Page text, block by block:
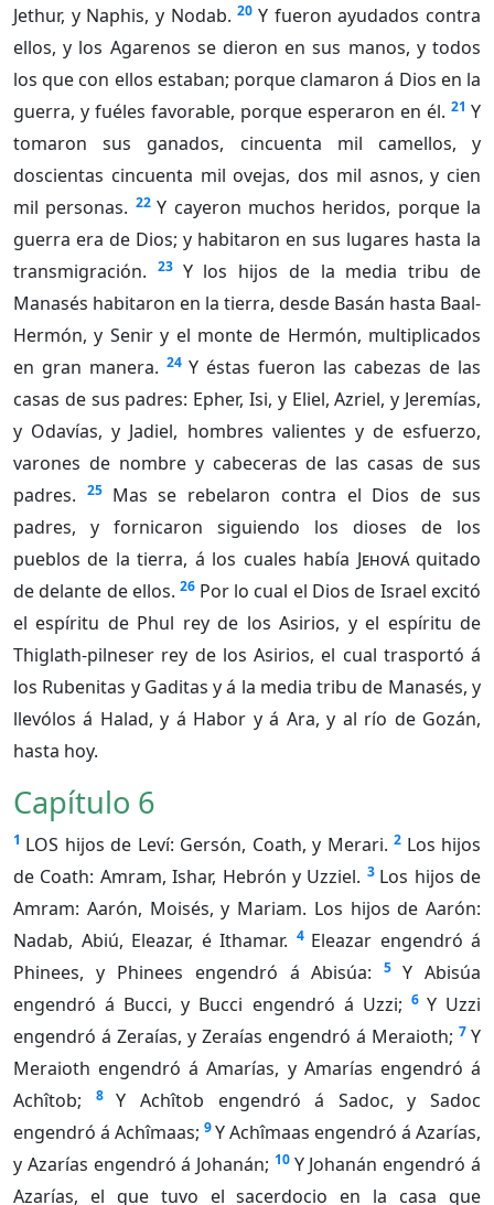
Jethur, y Naphis, y Nodab. 20 Y fueron ayudados contra
ellos, y los Agarenos se dieron en sus manos, y todos
los que con ellos estaban; porque clamaron á Dios en la
guerra, y fuéles favorable, porque esperaron en él. 21 Y
tomaron sus ganados, cincuenta mil camellos, y
doscientas cincuenta mil ovejas, dos mil asnos, y cien
mil personas. 22 Y cayeron muchos heridos, porque la
guerra era de Dios; y habitaron en sus lugares hasta la
transmigración.
23 Y los hijos de la media tribu de
Manasés habitaron en la tierra, desde Basán hasta Baal-
Hermón, y Senir y el monte de Hermón, multiplicados
en gran manera. 24 Y éstas fueron las cabezas de las
casas de sus padres: Epher, Isi, y Eliel, Azriel, y Jeremías,
y Odavías, y Jadiel, hombres valientes y de esfuerzo,
varones de nombre y cabeceras de las casas de sus
padres.
25
Mas se rebelaron contra el Dios de sus
padres, y fornicaron siguiendo los dioses de los
pueblos de la tierra, á los cuales había Jehováquitado
de delante de ellos. 26 Por lo cual el Dios de Israel excitó
el espíritu de Phul rey de los Asirios, y el espíritu de
Thiglath-pilneser rey de los Asirios, el cual trasportó á
los Rubenitas y Gaditas y á la media tribu de Manasés, y
llevólos á Halad, y á Habor y á Ara, y al río de Gozán,
hasta hoy.
Capítulo 6
1 LOS hijos de Leví: Gersón, Coath, y Merari. 2 Los hijos
de Coath: Amram, Ishar, Hebrón y Uzziel. 3 Los hijos de
Amram: Aarón, Moisés, y Mariam. Los hijos de Aarón:
Nadab, Abiú, Eleazar, é Ithamar. 4 Eleazar engendró á
Phinees, y Phinees engendró á Abisúa:
5 Y Abisúa
engendró á Bucci, y Bucci engendró á Uzzi; 6 Y Uzzi
engendró á Zeraías, y Zeraías engendró á Meraioth; 7 Y
Meraioth engendró á Amarías, y Amarías engendró á
Achîtob;
8
Y Achîtob engendró á Sadoc, y Sadoc
engendró á Achîmaas; 9Y Achîmaas engendró á Azarías,
y Azarías engendró á Johanán; 10 Y Johanán engendró á
Azarías, el que tuvo el sacerdocio en la casa que